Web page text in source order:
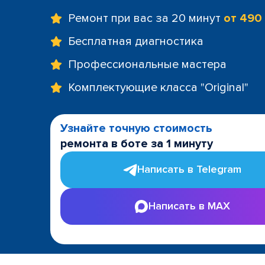
Ремонт при вас за 20 минут от
Бесплатная диагностика
Профессиональные мастера
Комплектующие класса "Original"
Узнайте точную стоимость
ремонта в боте за 1 минуту
Написать в Telegram
Написать в MAX